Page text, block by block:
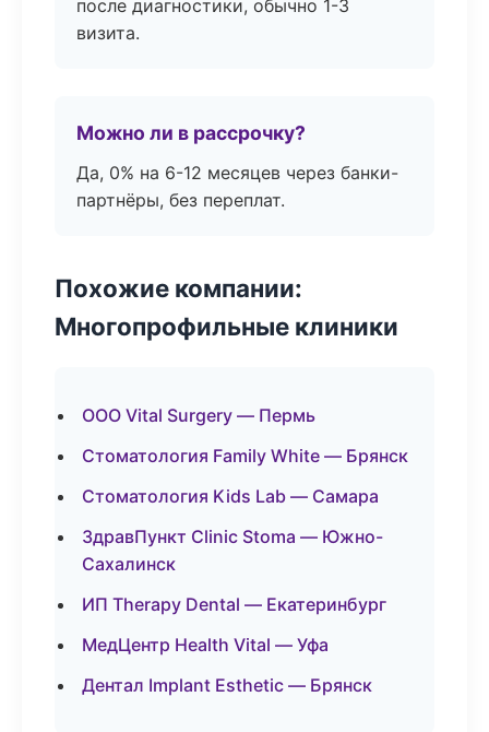
после диагностики, обычно 1-3
визита.
Можно ли в рассрочку?
Да, 0% на 6-12 месяцев через банки-
партнёры, без переплат.
Похожие компании:
Многопрофильные клиники
ООО Vital Surgery — Пермь
Стоматология Family White — Брянск
Стоматология Kids Lab — Самара
ЗдравПункт Clinic Stoma — Южно-
Сахалинск
ИП Therapy Dental — Екатеринбург
МедЦентр Health Vital — Уфа
Дентал Implant Esthetic — Брянск